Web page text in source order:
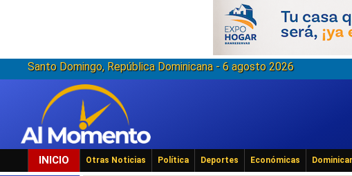
Santo Domingo, República Dominicana - 6 agosto 2026
INICIO Otras Noticias Política Deportes Económicas